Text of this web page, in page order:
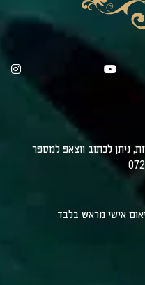
ניתן לכתוב ווצאפ למספר
אישי מראש בלבד